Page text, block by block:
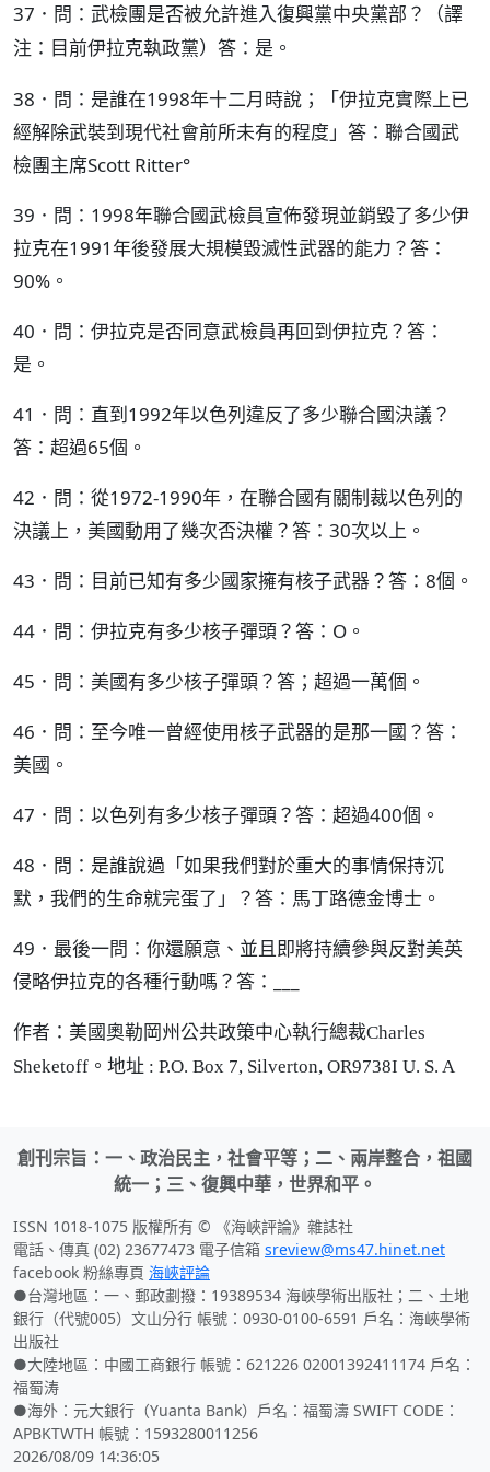
37．問：武檢團是否被允許進入復興黨中央黨部？
（譯
注：目前伊拉克執政黨） 答：是。
38．問：是誰在1998年十二月時說；「伊拉克實際上已
經解除武裝到現代社會前所未有的程度」答：聯合國武
檢團主席Scott Ritter°
39．問：1998年聯合國武檢員宣佈發現並銷毀了多少伊
拉克在1991年後發展大規模毀滅性武器的能力？答：
90%。
40．問：伊拉克是否同意武檢員再回到伊拉克？答：
是。
41．問：直到1992年以色列違反了多少聯合國決議？
答：超過65個。
42．問：從1972-1990年，在聯合國有關制裁以色列的
決議上，美國動用了幾次否決權？答：30次以上。
43．問：目前已知有多少國家擁有核子武器？答：8個。
44．問：伊拉克有多少核子彈頭？答：O。
45．問：美國有多少核子彈頭？答；超過一萬個。
46．問：至今唯一曾經使用核子武器的是那一國？答：
美國。
47．問：以色列有多少核子彈頭？答：超過400個。
48．問：是誰說過「如果我們對於重大的事情保持沉
默，我們的生命就完蛋了」？答：馬丁路德金博士。
49．最後一問：你還願意、並且即將持續參與反對美英
侵略伊拉克的各種行動嗎？答：___
作者：美國奧勒岡州公共政策中心執行總裁Charles
Sheketoff。地址 : P.O. Box 7, Silverton, OR9738I U. S. A
創刊宗旨：一、政治民主，社會平等；二、兩岸整合，祖國
統一；三、復興中華，世界和平。
ISSN 1018-1075 版權所有 © 《海峽評論》雜誌社
電話、傳真 (02) 23677473 電子信箱 sreview@ms47.hinet.net
facebook 粉絲專頁 海峽評論
●台灣地區：一、郵政劃撥：19389534 海峽學術出版社；二、土地
銀行（代號005）文山分行 帳號：0930-0100-6591 戶名：海峽學術
出版社
●大陸地區：中國工商銀行 帳號：621226 02001392411174 戶名：
福蜀涛
●海外：元大銀行（Yuanta Bank）戶名：福蜀濤 SWIFT CODE：
APBKTWTH 帳號：1593280011256
2026/08/09 14:36:05